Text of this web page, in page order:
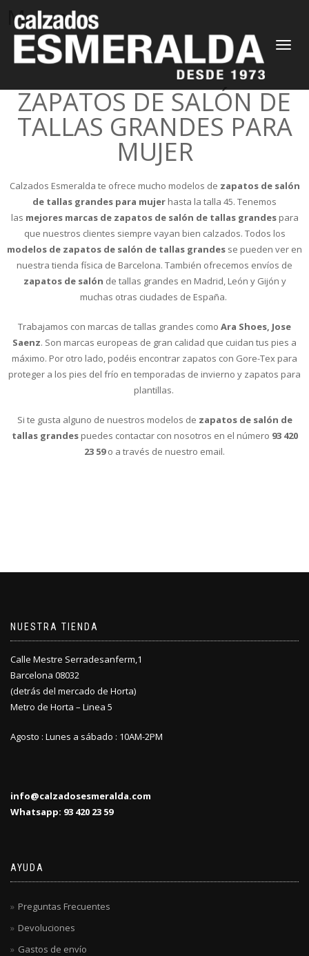
CAMBIAR
Marcas
ZAPATOS DE SALÓN DE
TALLAS GRANDES PARA
MUJER
Calzados Esmeralda te ofrece mucho modelos de zapatos de salón
de tallas grandes para mujer hasta la talla 45. Tenemos
las mejores marcas de zapatos de salón de tallas grandespara
que nuestros clientes siempre vayan bien calzados. Todos los
modelos de zapatos de salón de tallas grandes se pueden ver en
nuestra tienda física de Barcelona. También ofrecemos envíos de
zapatos de salón de tallas grandes en Madrid, León y Gijón y
muchas otras ciudades de España.
Trabajamos con marcas de tallas grandes como Ara Shoes, Jose
Saenz. Son marcas europeas de gran calidad que cuidan tus pies a
máximo. Por otro lado, podéis encontrar zapatos con Gore-Tex para
proteger a los pies del frío en temporadas de invierno y zapatos para
plantillas.
Si te gusta alguno de nuestros modelos de zapatos de salón de
tallas grandespuedes contactar con nosotros en el número 93 420
23 59o a través de nuestro email.
NUESTRA TIENDA
Calle Mestre Serradesanferm,1
Barcelona 08032
(detrás del mercado de Horta)
Metro de Horta – Linea 5
Agosto : Lunes a sábado : 10AM-2PM
info@calzadosesmeralda.com
Whatsapp: 93 420 23 59
AYUDA
Preguntas Frecuentes
Devoluciones
Gastos de envío